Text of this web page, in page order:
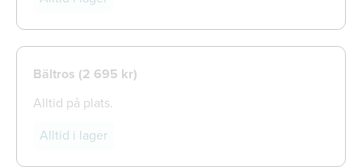
Bältros (2 695 kr)
Alltid på plats.
Alltid i lager